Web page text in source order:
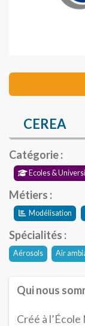
CEREA
Catégorie :
Ecoles &
Métiers :
Modélisation
Spécialités :
Aérosols Air
Qui nous
Créé à